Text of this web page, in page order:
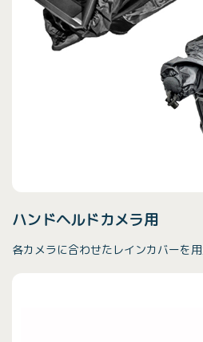
ハンドヘルドカメラ用
各カメラに合わせたレインカバーを